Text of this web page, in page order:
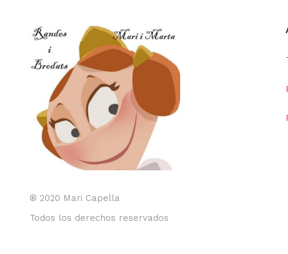
® 2020 Mari Capella
Todos los derechos reservados